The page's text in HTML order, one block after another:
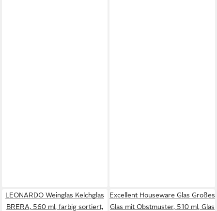
LEONARDO Weinglas Kelchglas
BRERA, 560 ml, farbig sortiert,
Excellent Houseware Glas Großes
Glas mit Obstmuster, 510 ml, Glas